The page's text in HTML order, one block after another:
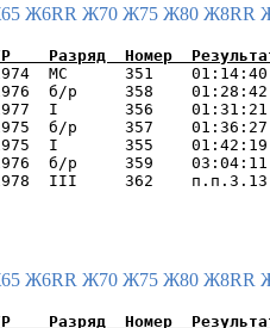
Ж6RR Ж70 Ж75 Ж80 Ж8RR
1974  МС      351
1976  б/р     358
1977  I       356
б/р     357
1975  I       355
б/р     359
Ж6RR Ж70 Ж75 Ж80 Ж8RR